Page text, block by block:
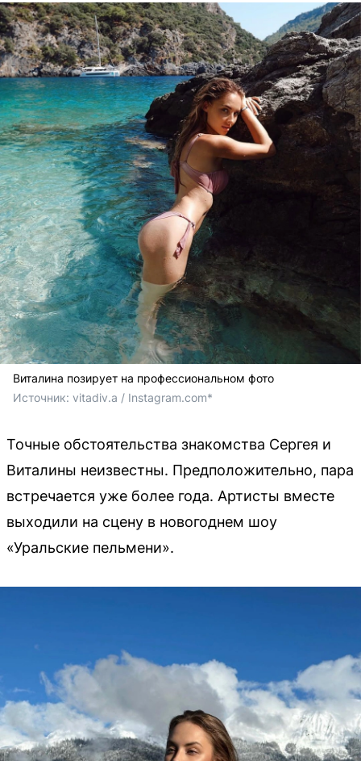
Виталина позирует на профессиональном фото
Источник: vitadiv.a / Instagram.com*
Точные обстоятельства знакомства Сергея и
Виталины неизвестны. Предположительно, пара
встречается уже более года. Артисты вместе
выходили на сцену в новогоднем шоу
«Уральские пельмени».